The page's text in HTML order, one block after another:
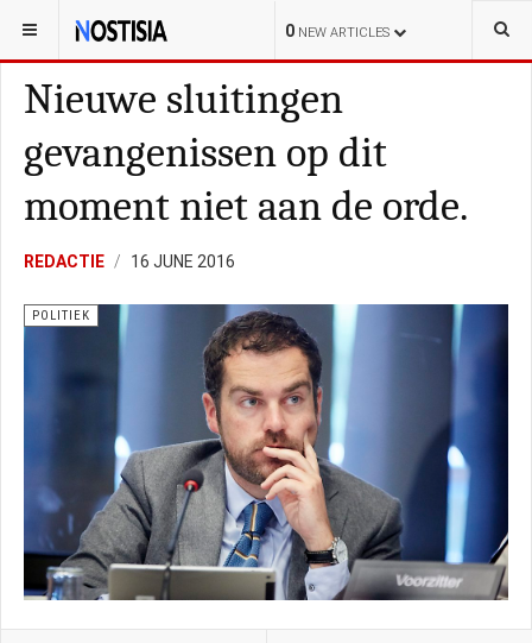
0 NEW ARTICLES
YOU ARE HERE: NEDERLAND POLITIEK
Nieuwe sluitingen
gevangenissen op dit
moment niet aan de orde.
REDACTIE 16 JUNE 2016
POLITIEK